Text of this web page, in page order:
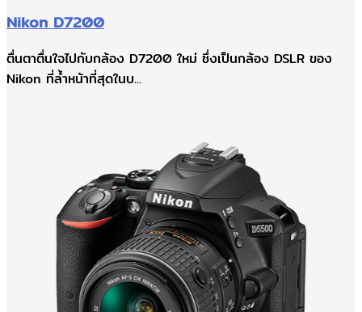
Nikon D7200
ตื่นตาตื่นใจไปกับกล้อง D7200 ใหม่ ซึ่งเป็นกล้อง DSLR ของ
Nikon ที่ล้ำหน้าที่สุดในบ...